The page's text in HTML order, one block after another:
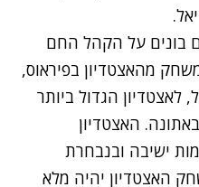
בונים על הקהל החם
מהאצטדיון בפיראוס,
הגדול ביותר
האצטדיון
כ-71 אלף מקומות ישיבה ובנבחרת
האצטדיון יהיה מלא